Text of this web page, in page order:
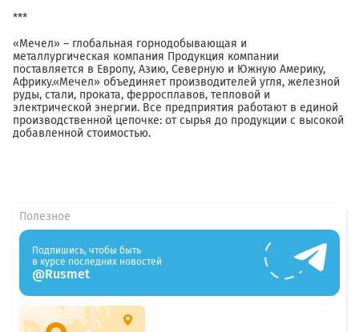
***
«Мечел» – глобальная горнодобывающая и
металлургическая компания Продукция компании
поставляется в Европу, Азию, Северную и Южную Америку,
Африку.«Мечел» объединяет производителей угля, железной
руды, стали, проката, ферросплавов, тепловой и
электрической энергии. Все предприятия работают в единой
производственной цепочке: от сырья до продукции с высокой
добавленной стоимостью.
Полезное
Подпишись, чтобы быть
в курсе последних новостей
@Rusmet